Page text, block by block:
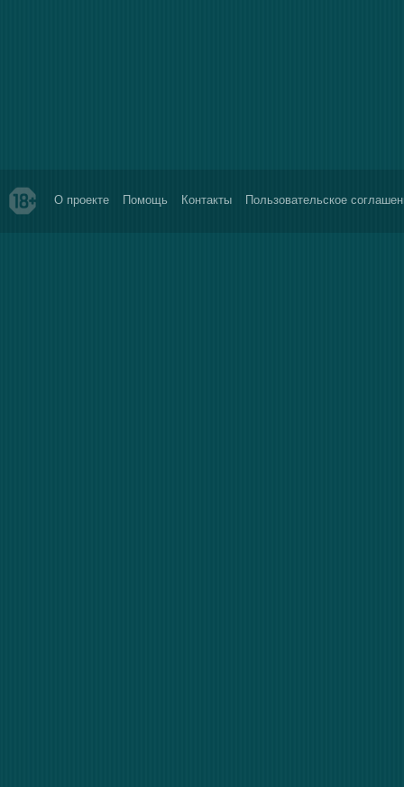
О проекте Помощь Контакты Пользовательское